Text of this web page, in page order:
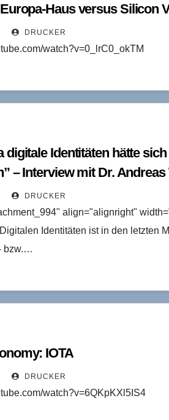
Haus versus Silicon
DRUCKER
watch?v=0_lrC0_okTM
digitale Identitäten hätte
– Interview mit Dr.
DRUCKER
align="alignright"
Identitäten ist in den letzten
bzw.…
IOTA
DRUCKER
watch?v=6QKpKXl5IS4